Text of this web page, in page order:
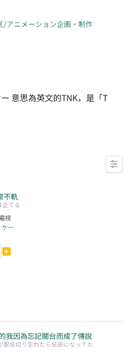
/アニメーション企画・制作
意思為英文的TNK，是「T
不軌
企てる
視
ケー
我因為忘記關台而成了傳說
配信切り忘れたら伝説になってた